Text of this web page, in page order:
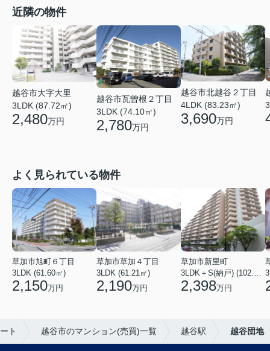
近隣の物件
越谷市大字大里
3LDK (87.72㎡)
2,480万円
越谷市瓦曽根２丁目
3LDK (74.10㎡)
2,780万円
越谷市北越谷２丁目
4LDK (83.23㎡)
3,690万円
よく見られている物件
草加市旭町６丁目
3LDK (61.60㎡)
2,150万円
草加市草加４丁目
3LDK (61.21㎡)
2,190万円
草加市新里町
3LDK＋S(納戸) (102.77㎡)
2,398万円
ト 越谷市のマンション(売買)一覧 越谷駅 越谷団地